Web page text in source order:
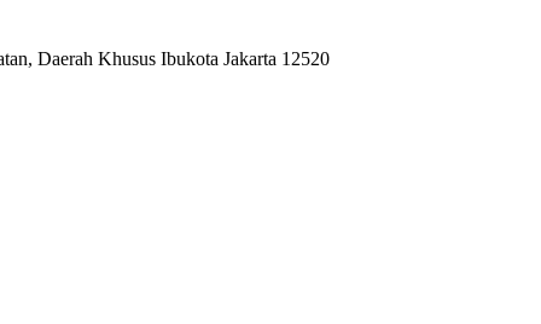
Daerah Khusus Ibukota Jakarta 12520